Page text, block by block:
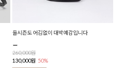
올시즌도 어김없이 대박예감입니다
260,000원
130,000원 50%